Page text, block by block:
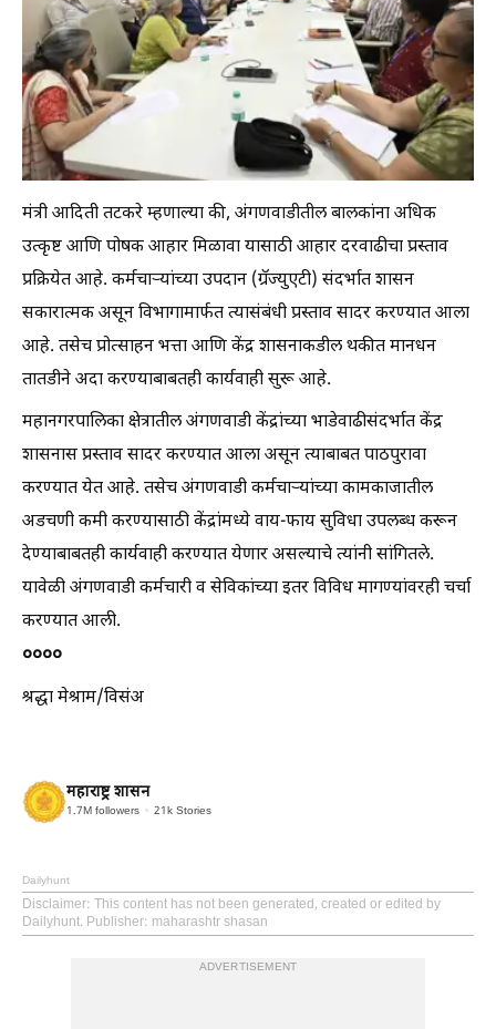
मंत्री आदिती तटकरे म्हणाल्या की, अंगणवाडीतील बालकांना अधिक
उत्कृष्ट आणि पोषक आहार मिळावा यासाठी आहार दरवाढीचा प्रस्ताव
प्रक्रियेत आहे. कर्मचाऱ्यांच्या उपदान (ग्रॅज्युएटी) संदर्भात शासन
सकारात्मक असून विभागामार्फत त्यासंबंधी प्रस्ताव सादर करण्यात आला
आहे. तसेच प्रोत्साहन भत्ता आणि केंद्र शासनाकडील थकीत मानधन
तातडीने अदा करण्याबाबतही कार्यवाही सुरू आहे.
महानगरपालिका क्षेत्रातील अंगणवाडी केंद्रांच्या भाडेवाढीसंदर्भात केंद्र
शासनास प्रस्ताव सादर करण्यात आला असून त्याबाबत पाठपुरावा
करण्यात येत आहे. तसेच अंगणवाडी कर्मचाऱ्यांच्या कामकाजातील
अडचणी कमी करण्यासाठी केंद्रांमध्ये वाय-फाय सुविधा उपलब्ध करून
देण्याबाबतही कार्यवाही करण्यात येणार असल्याचे त्यांनी सांगितले.
यावेळी अंगणवाडी कर्मचारी व सेविकांच्या इतर विविध मागण्यांवरही चर्चा
करण्यात आली.
००००
श्रद्धा मेश्राम/विसंअ
महाराष्ट्र शासन
1.7M followers 21k Stories
Dailyhunt
Disclaimer: This content has not been generated, created or edited by
Dailyhunt. Publisher: maharashtr shasan
ADVERTISEMENT